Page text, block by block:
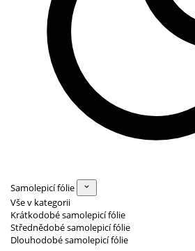
Samolepicí fólie
Vše v kategorii
Krátkodobé samolepicí fólie
Střednědobé samolepicí fólie
Dlouhodobé samolepicí fólie